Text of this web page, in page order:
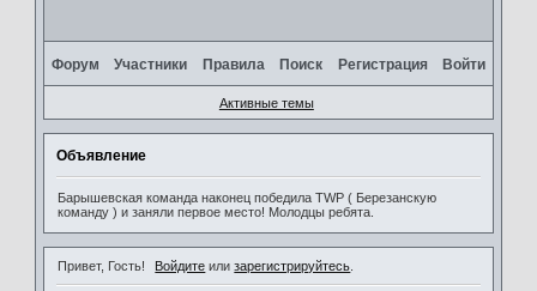
Форум Участники Правила Поиск Регистрация Войти
Активные темы
Объявление
Барышевская команда наконец победила TWP ( Березанскую
команду ) и заняли первое место! Молодцы ребята.
Привет, Гость! Войдите илизарегистрируйтесь